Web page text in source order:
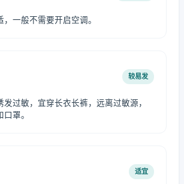
一般不需要开启空调。
较易发
发过敏，宜穿长衣长裤，远离过敏源，
罩。
适宜